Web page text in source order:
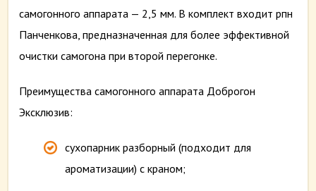
самогонного аппарата — 2,5 мм. В комплект входит рпн
Панченкова, предназначенная для более эффективной
очистки самогона при второй перегонке.
Преимущества самогонного аппарата Доброгон
Эксклюзив:
сухопарник разборный (подходит для
ароматизации) с краном;